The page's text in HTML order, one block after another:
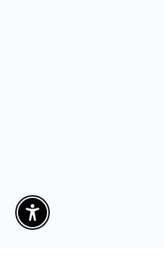
Enable Accessibility